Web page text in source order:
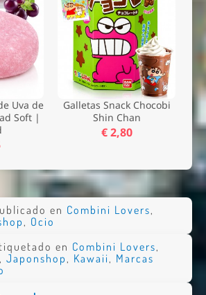
Uva de
Soft |
Galletas Snack Chocobi
Shin Chan
€ 2,80
en Combini Lovers,
, Ocio
en Combini Lovers,
, Japonshop , Kawaii, Marcas